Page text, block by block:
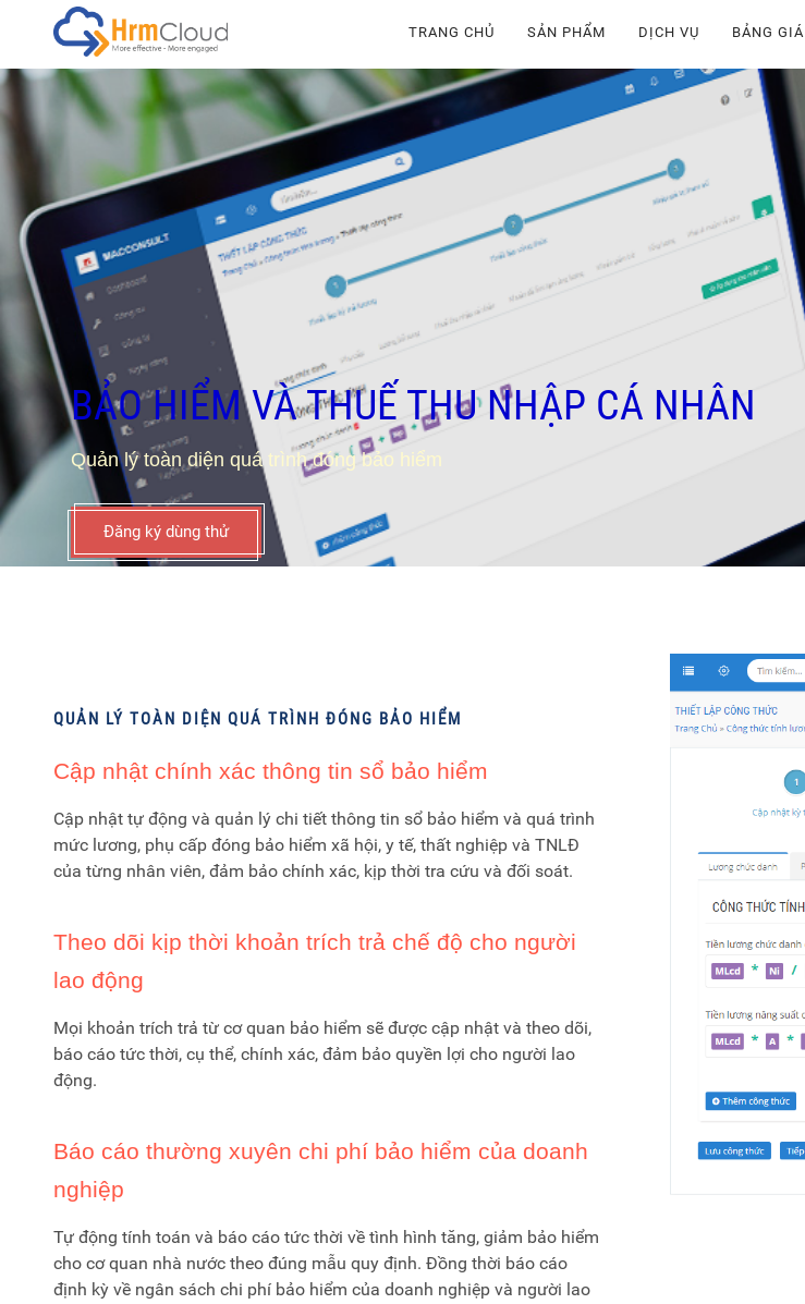
Hrmcloud
TRANG CHỦ SẢN PHẨM DỊCH VỤ BẢNG GIÁ
BẢO HIỂM VÀ THUẾ THU NHẬP CÁ NHÂN
Quản lý toàn diện quá trình đóng bảo hiểm
Đăng ký dùng thử
QUẢN LÝ TOÀN DIỆN QUÁ TRÌNH ĐÓNG BẢO HIỂM
Cập nhật chính xác thông tin sổ bảo hiểm
Cập nhật tự động và quản lý chi tiết thông tin sổ bảo hiểm và quá trình
mức lương, phụ cấp đóng bảo hiểm xã hội, y tế, thất nghiệp và TNLĐ
của từng nhân viên, đảm bảo chính xác, kịp thời tra cứu và đối soát.
Theo dõi kịp thời khoản trích trả chế độ cho người
lao động
Mọi khoản trích trả từ cơ quan bảo hiểm sẽ được cập nhật và theo dõi,
báo cáo tức thời, cụ thể, chính xác, đảm bảo quyền lợi cho người lao
động.
Báo cáo thường xuyên chi phí bảo hiểm của doanh
nghiệp
Tự động tính toán và báo cáo tức thời về tình hình tăng, giảm bảo hiểm
cho cơ quan nhà nước theo đúng mẫu quy định. Đồng thời báo cáo
định kỳ về ngân sách chi phí bảo hiểm của doanh nghiệp và người lao